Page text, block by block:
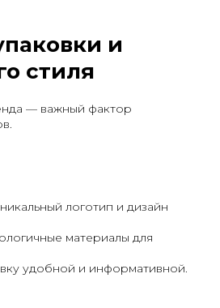
и
стиля
— важный фактор
логотип и дизайн
материалы для
удобной и информативной.